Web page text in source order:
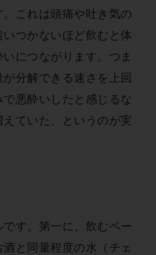
これは頭痛や吐き気の
つかないほど飲むと体
につながります。つま
分解できる速さを上回
悪酔いしたと感じるな
ていた、というのが実
す。第一に、飲むペー
と同量程度の水（チェ